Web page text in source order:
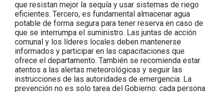
que resistan mejor la sequía y usar sistemas de riego
eficientes. Tercero, es fundamental almacenar agua
potable de forma segura para tener reserva en caso de
que se interrumpa el suministro. Las juntas de acción
comunal y los líderes locales deben mantenerse
informados y participar en las capacitaciones que
ofrece el departamento. También se recomienda estar
atentos a las alertas meteorológicas y seguir las
instrucciones de las autoridades de emergencia. La
prevención no es solo tarea del Gobierno: cada persona